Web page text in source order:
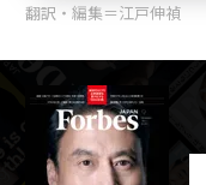
翻訳・編集＝江戸伸禎